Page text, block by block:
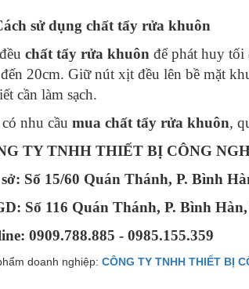
sử dụng chất tẩy rửa khuôn
chất tẩy rửa khuôn để phát huy tối
20cm. Giữ nút xịt đều lên bề mặt
cần làm sạch.
nhu cầu mua chất tẩy rửa khuôn,
TY TNHH THIẾT BỊ CÔNG
Số 15/60 Quán Thánh, P. Bình
Số 116 Quán Thánh, P. Bình
0909.788.885 - 0985.155.359
doanh nghiệp: CÔNG TY TNHH THIẾT BỊ